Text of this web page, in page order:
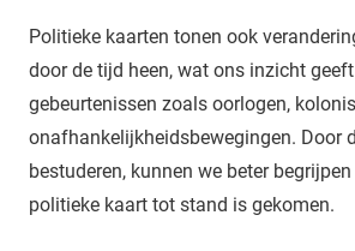
Politieke kaarten tonen ook
door de tijd heen, wat ons inzicht
gebeurtenissen zoals oorlogen,
onafhankelijkheidsbewegingen. Door
bestuderen, kunnen we beter
politieke kaart tot stand is gekomen.